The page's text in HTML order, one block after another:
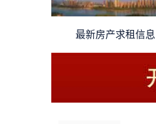
最新房产求租信息